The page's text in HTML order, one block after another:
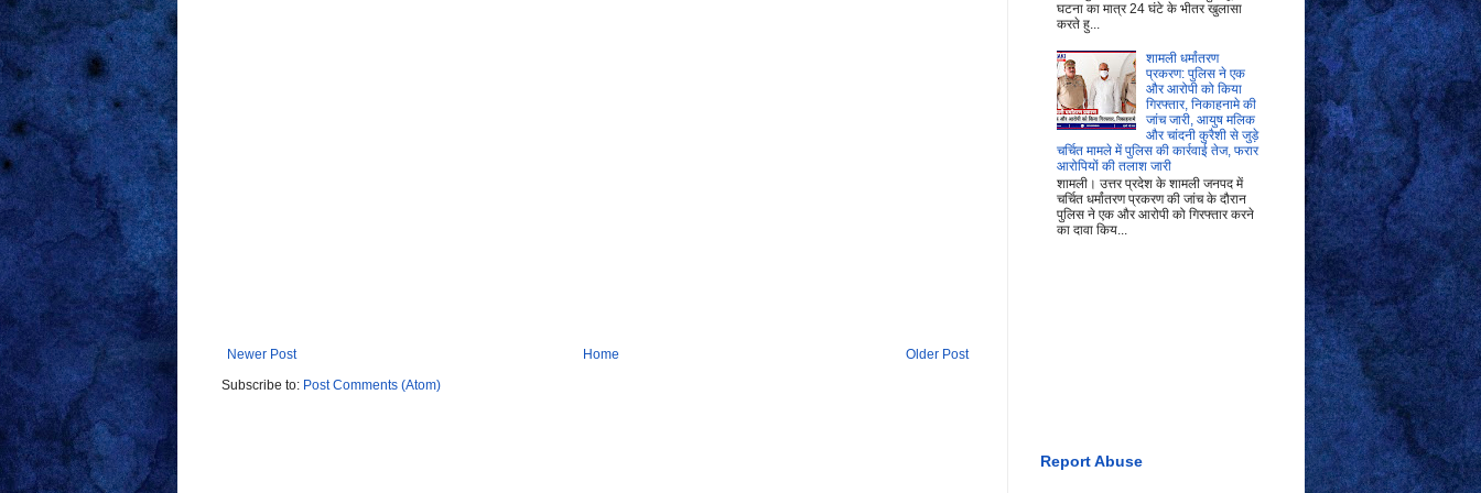
Newer Post Older Post
Home
Subscribe to: Post Comments (Atom)
घटना का मात्र 24 घंटे के भीतर खुलासा
करते हु...
शामली धर्मांतरण
प्रकरण: पुलिस ने एक
और आरोपी को किया
गिरफ्तार, निकाहनामे की
जांच जारी, आयुष मलिक
और चांदनी कुरैशी से जुड़े
चर्चित मामले में पुलिस की कार्रवाई तेज, फरार
आरोपियों की तलाश जारी
शामली। उत्तर प्रदेश के शामली जनपद में
चर्चित धर्मांतरण प्रकरण की जांच के दौरान
पुलिस ने एक और आरोपी को गिरफ्तार करने
का दावा किय...
Report Abuse